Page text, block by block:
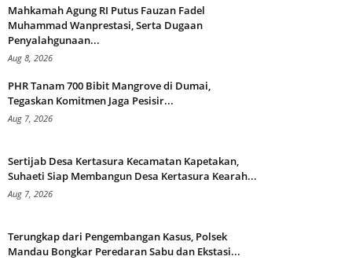
Mahkamah Agung RI Putus Fauzan Fadel
Muhammad Wanprestasi, Serta Dugaan
Penyalahgunaan...
Aug 8, 2026
PHR Tanam 700 Bibit Mangrove di Dumai,
Tegaskan Komitmen Jaga Pesisir...
Aug 7, 2026
Sertijab Desa Kertasura Kecamatan Kapetakan,
Suhaeti Siap Membangun Desa Kertasura Kearah...
Aug 7, 2026
Terungkap dari Pengembangan Kasus, Polsek
Mandau Bongkar Peredaran Sabu dan Ekstasi...